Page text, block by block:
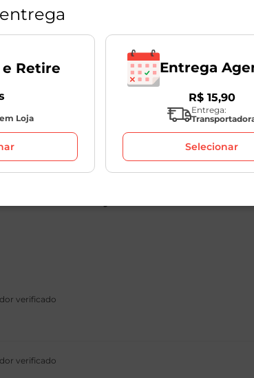
Decompom Kg
650
Laranja Pêra Lucato
Pacote 3kg
Unidade
verificado
verificado
Retire
Loja
Entrega
R$ 15,90
Entrega:
Selecionar